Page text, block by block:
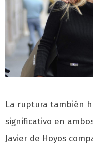
La ruptura también
significativo en
Javier de Hoyos